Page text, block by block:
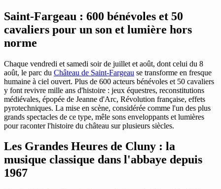
Saint-Fargeau : 600 bénévoles et 50
cavaliers pour un son et lumière hors
norme
Chaque vendredi et samedi soir de juillet et août, dont celui du 8
août, le parc du Château de Saint-Fargeau se transforme en fresque
humaine à ciel ouvert. Plus de 600 acteurs bénévoles et 50 cavaliers
y font revivre mille ans d'histoire : jeux équestres, reconstitutions
médiévales, épopée de Jeanne d'Arc, Révolution française, effets
pyrotechniques. La mise en scène, considérée comme l'un des plus
grands spectacles de ce type, mêle sons enveloppants et lumières
pour raconter l'histoire du château sur plusieurs siècles.
Les Grandes Heures de Cluny : la
musique classique dans l'abbaye depuis
1967